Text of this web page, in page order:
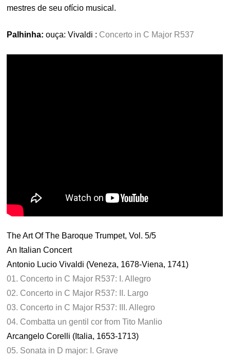
mestres de seu ofício musical.
Palhinha: ouça: Vivaldi : Concerto in C Major R537
The Art Of The Baroque Trumpet, Vol. 5/5
An Italian Concert
Antonio Lucio Vivaldi (Veneza, 1678-Viena, 1741)
01. Concerto in C Major R537: I. Allegro
02. Concerto in C Major R537: II. Largo
03. Concerto in C Major R537: III. Allegro
04. Combatta un gentil cor from Tito Manlio
Arcangelo Corelli (Italia, 1653-1713)
05. Sonata in D major: I. Grave